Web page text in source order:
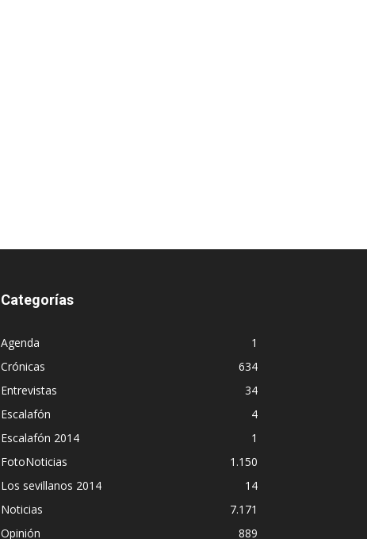
Categorías
Agenda
1
Crónicas
634
Entrevistas
34
Escalafón
4
Escalafón 2014
1
FotoNoticias
1.150
Los sevillanos 2014
14
Noticias
7.171
Opinión
889